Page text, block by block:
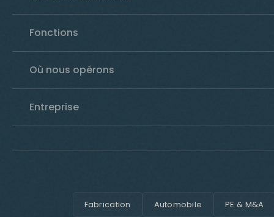
Fonctions
Où nous opérons
Entreprise
Fabrication Automobile PE & M&A